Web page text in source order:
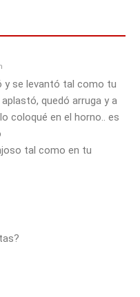
y se levantó tal como tu
quedó arruga y a
coloqué en el horno.. es
tal como en tu